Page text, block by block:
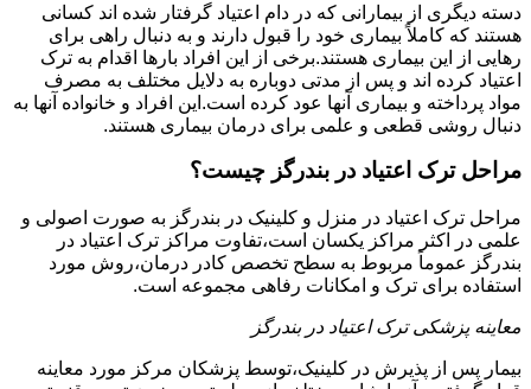
دسته دیگری از بیمارانی که در دام اعتیاد گرفتار شده اند کسانی
هستند که کاملاً بیماری خود را قبول دارند و به دنبال راهی برای
رهایی از این بیماری هستند.برخی از این افراد بارها اقدام به ترک
اعتیاد کرده اند و پس از مدتی دوباره به دلایل مختلف به مصرف
مواد پرداخته و بیماری آنها عود کرده است.این افراد و خانواده آنها به
دنبال روشی قطعی و علمی برای درمان بیماری هستند.
مراحل ترک اعتیاد در بندرگز چیست؟
مراحل ترک اعتیاد در منزل و کلینیک در بندرگز به صورت اصولی و
علمی در اکثر مراکز یکسان است،تفاوت مراکز ترک اعتیاد در
بندرگز عموماً مربوط به سطح تخصص کادر درمان،روش مورد
استفاده برای ترک و امکانات رفاهی مجموعه است.
معاینه پزشکی ترک اعتیاد در بندرگز
بیمار پس از پذیرش در کلینیک،توسط پزشکان مرکز مورد معاینه